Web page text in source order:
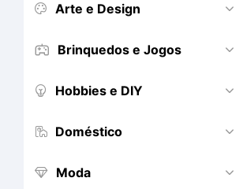
 Arte e Design 
 Brinquedos e Jogos 
 Hobbies e DIY 
 Doméstico 
 Moda 